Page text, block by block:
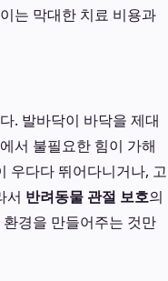
는 막대한 치료 비용과
. 발바닥이 바닥을 제대
서 불필요한 힘이 가해
우다다 뛰어다니거나, 고
서 반려동물 관절 보호의
경을 만들어주는 것만